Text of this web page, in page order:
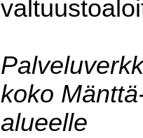
koko
alueelle